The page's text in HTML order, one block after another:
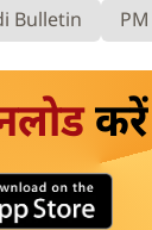
Bulletin
करें